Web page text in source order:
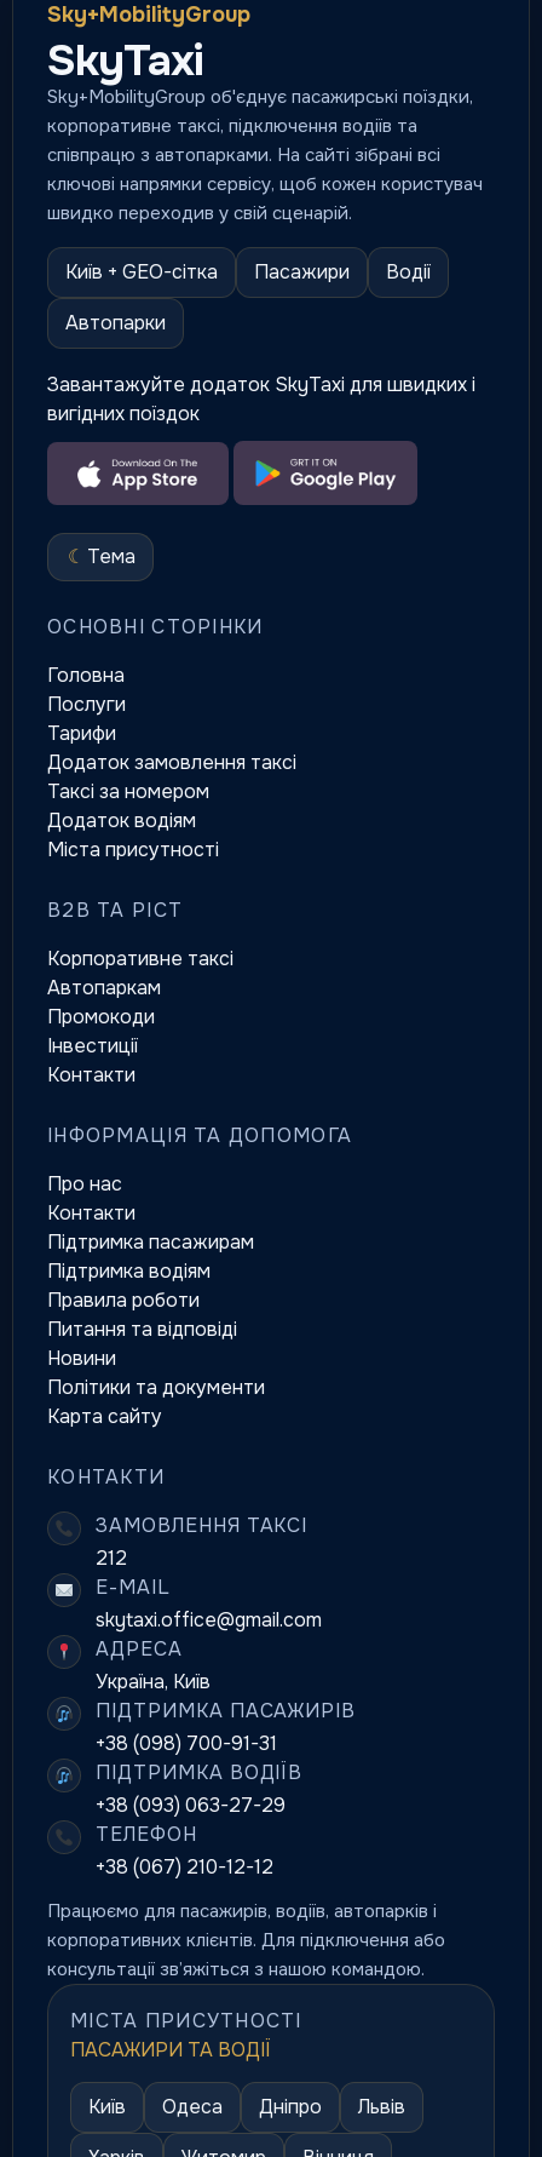
Sky+MobilityGroup
SkyTaxi
Sky+MobilityGroup об'єднує пасажирські поїздки,
корпоративне таксі, підключення водіїв та
співпрацю з автопарками. На сайті зібрані всі
ключові напрямки сервісу, щоб кожен користувач
швидко переходив у свій сценарій.
Київ + GEO-сітка Пасажири
Водії
Автопарки
Завантажуйте додаток SkyTaxi для швидких і
вигідних поїздок
☾ Тема
ОСНОВНІ СТОРІНКИ
Головна
Послуги
Тарифи
Додаток замовлення таксі
Таксі за номером
Додаток водіям
Міста присутності
B2B ТА РІСТ
Корпоративне таксі
Автопаркам
Промокоди
Інвестиції
Контакти
ІНФОРМАЦІЯ ТА ДОПОМОГА
Про нас
Контакти
Підтримка пасажирам
Підтримка водіям
Правила роботи
Питання та відповіді
Новини
Політики та документи
Карта сайту
КОНТАКТИ
ЗАМОВЛЕННЯ ТАКСІ
212
E-MAIL
skytaxi.office@gmail.com
АДРЕСА
Україна, Київ
ПІДТРИМКА ПАСАЖИРІВ
+38 (098) 700-91-31
ПІДТРИМКА ВОДІЇВ
+38 (093) 063-27-29
ТЕЛЕФОН
+38 (067) 210-12-12
Працюємо для пасажирів, водіїв, автопарків і
корпоративних клієнтів. Для підключення або
консультації зв’яжіться з нашою командою.
МІСТА ПРИСУТНОСТІ
ПАСАЖИРИ ТА ВОДІЇ
Київ Одеса Дніпро
Львів